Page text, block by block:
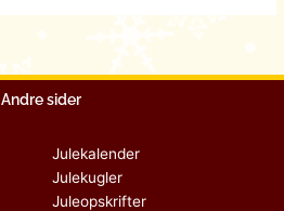
Andre sider
Julekalender
Julekugler
Juleopskrifter